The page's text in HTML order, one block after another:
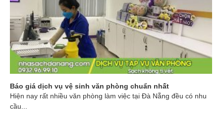
Báo giá dịch vụ vệ sinh văn phòng chuẩn nhất
Hiện nay rất nhiều văn phòng làm việc tại Đà Nẵng đều có nhu
cầu...